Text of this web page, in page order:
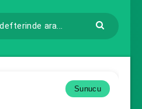
Sunucu